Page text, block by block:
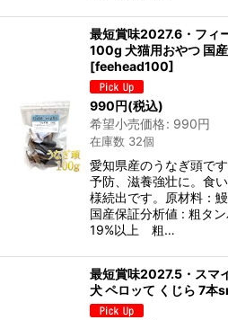
最短賞味2027.6・フィ
100g 犬猫用おやつ 国
[feehead100]
990円(税込)
希望小売価格: 990円
在庫数 32個
愛知県産のうなぎ頭で
予防、滋養強壮に。食
様続出です。原材料：
国産保証分析値 : 粗タ
19%以上 粗…
最短賞味2027.5・スマ
犬 ペロッて くじら 7本